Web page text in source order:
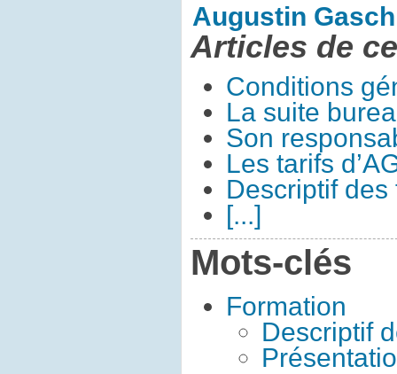
Augustin
Articles de
Conditions
La suite
Son
Les tarifs
Descriptif des
[...]
Mots-clés
Formation
Descriptif